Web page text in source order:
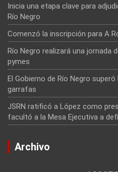
Inicia una etapa clave para
Río Negro
Comenzó la inscripción para A
Río Negro realizará una jornada
pymes
El Gobierno de Río Negro
garrafas
JSRN ratificó a López como
facultó a la Mesa Ejecutiva a
Archivo